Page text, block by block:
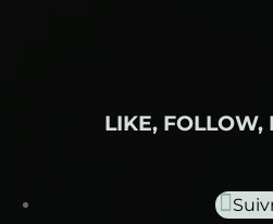
LIKE, FOLLOW,